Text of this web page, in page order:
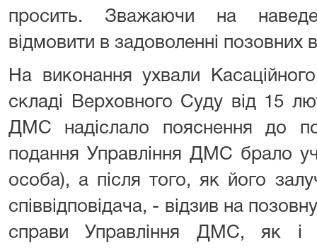
просить. Зважаючи на
відмовити в задоволенні позовних
На виконання ухвали
складі Верховного Суду від 15
ДМС надіслало пояснення до
подання Управління ДМС брало
особа), а після того, як його
співвідповідача, - відзив на
справи Управління ДМС, як і